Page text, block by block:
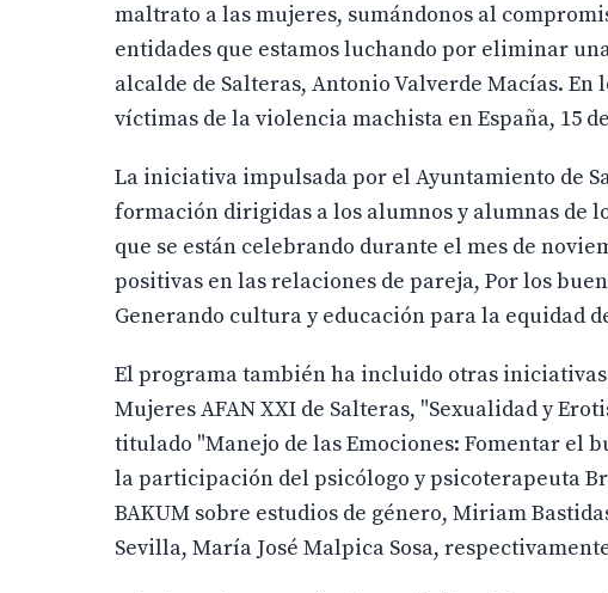
maltrato a las mujeres, sumándonos al
entidades que estamos luchando por eliminar
alcalde de Salteras, Antonio Valverde Macías.
víctimas de la violencia machista en España, 15
La iniciativa impulsada por el Ayuntamiento de
formación dirigidas a los alumnos y alumnas de
que se están celebrando durante el mes de
positivas en las relaciones de pareja, Por los
Generando cultura y educación para la equidad
El programa también ha incluido otras
Mujeres AFAN XXI de Salteras, "Sexualidad y
titulado "Manejo de las Emociones: Fomentar el
la participación del psicólogo y psicoterapeuta
BAKUM sobre estudios de género, Miriam
Sevilla, María José Malpica Sosa,